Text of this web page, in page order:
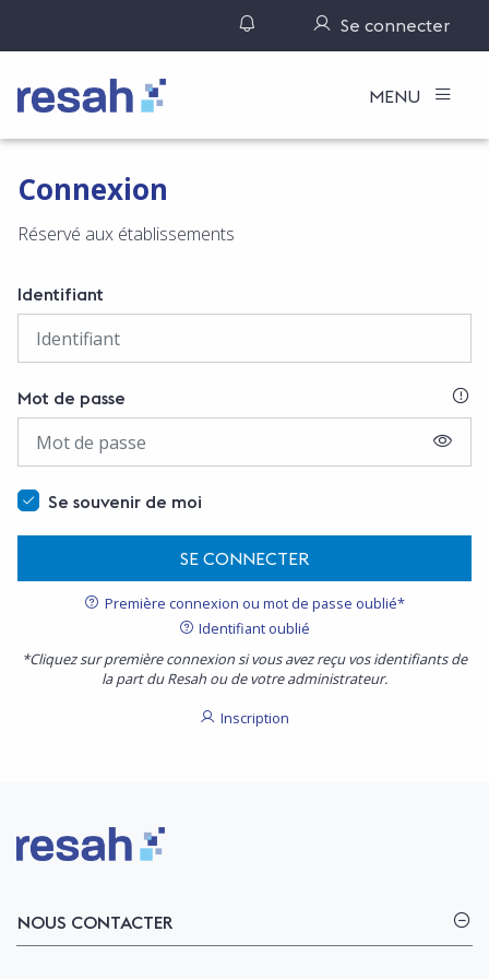
Gérer ses notifications
Se connecter
Logo Resah MENU
Connexion
Réservé aux établissements
Identifiant
Mot de passe
Se souvenir de moi
SE CONNECTER
Première connexion ou mot de passe oublié*
Identifiant oublié
*Cliquez sur première connexion si vous avez reçu vos identifiants de
la part du Resah ou de votre administrateur.
Inscription
Logo Resah
NOUS CONTACTER